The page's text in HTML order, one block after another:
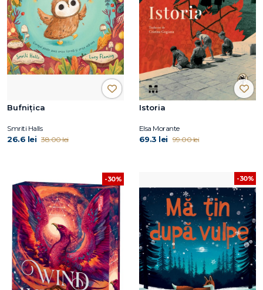
Bufnițica
Smriti Halls
26.6 lei 38.00 lei
Istoria
Elsa Morante
69.3 lei 99.00 lei
-30% -30%